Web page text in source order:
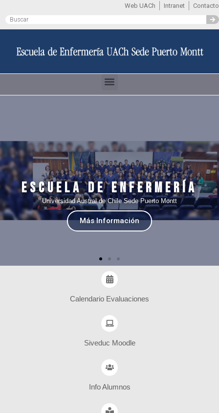
Web UACh Intranet Contacto
Escuela de Enfermería
Universidad Austral de Chile Sede Puerto Montt
Más Información
Calendario Evaluaciones
Siveduc Moodle
Info Alumnos